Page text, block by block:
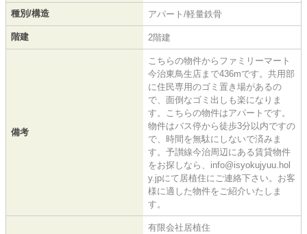
種別/構造 アパート/軽量鉄骨
階建 2階建
備考
こちらの物件からファミリーマート
今治東鳥生店まで436mです。共用部
に住民専用のゴミ置き場があるの
で、面倒なゴミ出しも楽になりま
す。こちらの物件はアパートです。
物件はバス停から徒歩3分以内ですの
で、時間を無駄にしないで済みま
す。予讃線今治周辺にある賃貸物件
をお探しなら、info@isyokujyuu.hol
y.jpにて居植住にご連絡下さい。お客
様に適した物件をご紹介いたしま
す。
有限会社居植住